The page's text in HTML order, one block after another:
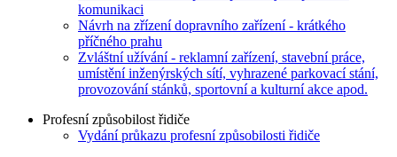
komunikaci
Návrh na zřízení dopravního zařízení - krátkého
příčného prahu
Zvláštní užívání - reklamní zařízení, stavební práce,
umístění inženýrských sítí, vyhrazené parkovací stání,
provozování stánků, sportovní a kulturní akce apod.
Profesní způsobilost řidiče
Vydání průkazu profesní způsobilosti řidiče